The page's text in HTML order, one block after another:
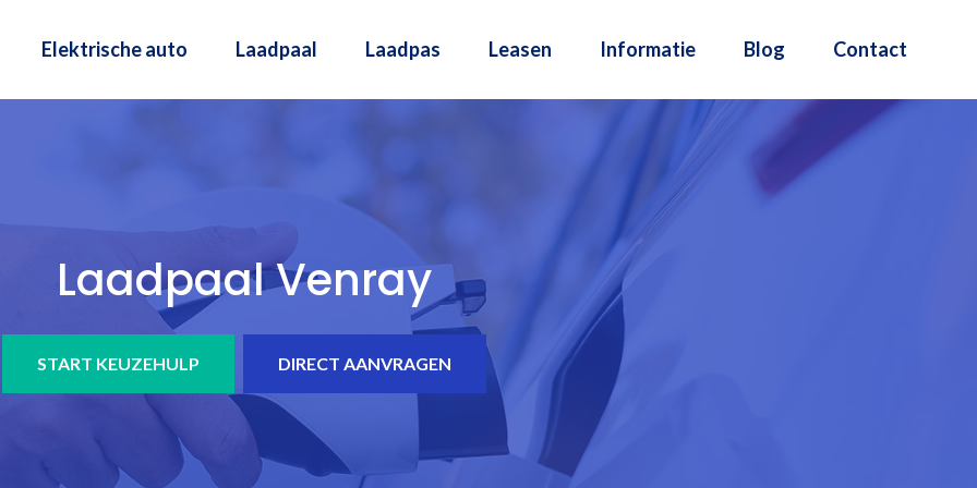
Elektrische auto Laadpaal Laadpas Leasen Informatie Blog Contact
Laadpaal Venray
START KEUZEHULP DIRECT AANVRAGEN